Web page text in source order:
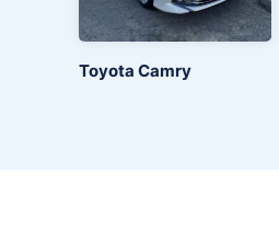
Toyota Camry